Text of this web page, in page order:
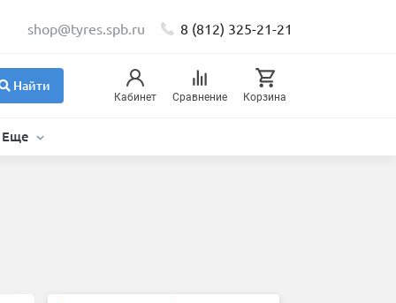
shop@tyres.spb.ru 8 (812) 325-21-21
Найти
Кабинет Сравнение Корзина
Еще